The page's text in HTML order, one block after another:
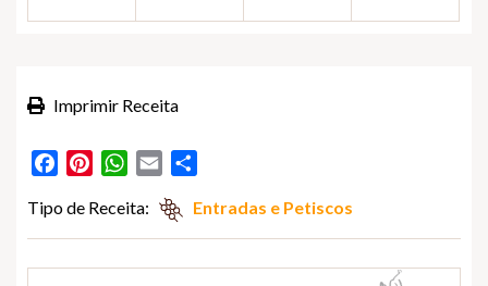
Imprimir Receita
FacebookPinterestWhatsApp
Email
Tipo de Receita: Entradas e Petiscos